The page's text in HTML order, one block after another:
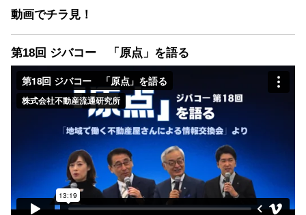
動画でチラ見！
第18回 ジバコー 「原点」を語る